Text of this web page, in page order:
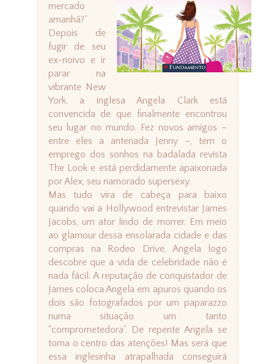
mercado
amanhã?”
Depois de
fugir de seu
ex-noivo e ir
parar na
vibrante New
York, a inglesa Angela Clark está
convencida de que finalmente encontrou
seu lugar no mundo. Fez novos amigos –
entre eles a antenada Jenny –, tem o
emprego dos sonhos na badalada revista
The Look e está perdidamente apaixonada
por Alex, seu namorado supersexy.
Mas tudo vira de cabeça para baixo
quando vai a Hollywood entrevistar James
Jacobs, um ator lindo de morrer. Em meio
ao glamour dessa ensolarada cidade e das
compras na Rodeo Drive, Angela logo
descobre que a vida de celebridade não é
nada fácil. A reputação de conquistador de
James coloca Angela em apuros quando os
dois são fotografados por um paparazzo
numa situação um tanto
“comprometedora”. De repente Angela se
torna o centro das atenções! Mas será que
essa inglesinha atrapalhada conseguirá